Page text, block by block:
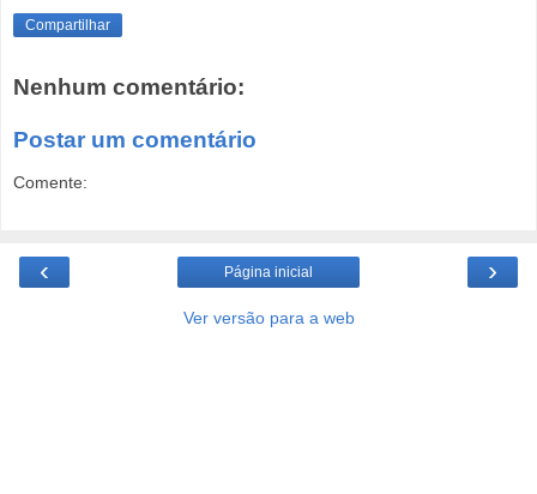
Compartilhar
Nenhum comentário:
Postar um comentário
Comente:
‹ ›
Página inicial
Ver versão para a web